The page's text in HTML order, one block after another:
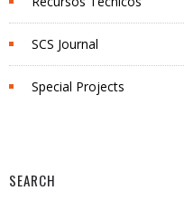
SCS Journal
Special Projects
SEARCH